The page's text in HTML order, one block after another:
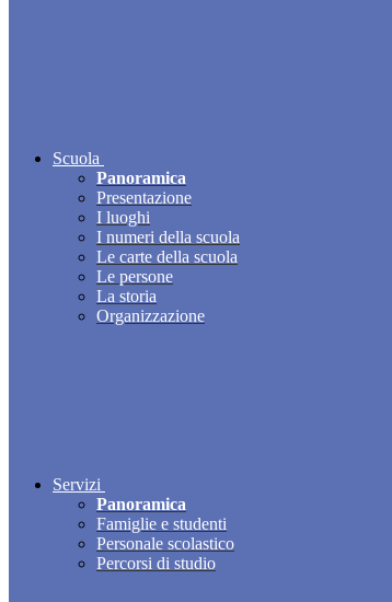
Scuola
Panoramica
Presentazione
I luoghi
I numeri della scuola
Le carte della scuola
Le persone
La storia
Organizzazione
Servizi
Panoramica
Famiglie e studenti
Personale scolastico
Percorsi di studio